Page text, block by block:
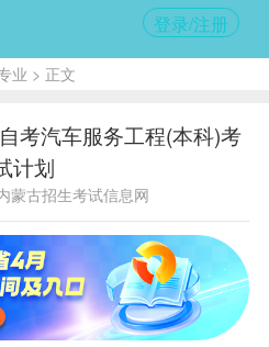
登录/注册
业 > 正文
考汽车服务工程(本科)考
计划
蒙古招生考试信息网